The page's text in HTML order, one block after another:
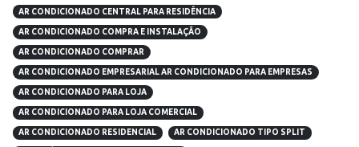
AR CONDICIONADO CENTRAL PARA RESIDÊNCIA
AR CONDICIONADO COMPRA E INSTALAÇÃO
AR CONDICIONADO COMPRAR
AR CONDICIONADO EMPRESARIAL AR CONDICIONADO PARA EMPRESAS
AR CONDICIONADO PARA LOJA
AR CONDICIONADO PARA LOJA COMERCIAL
AR CONDICIONADO RESIDENCIAL AR CONDICIONADO TIPO SPLIT